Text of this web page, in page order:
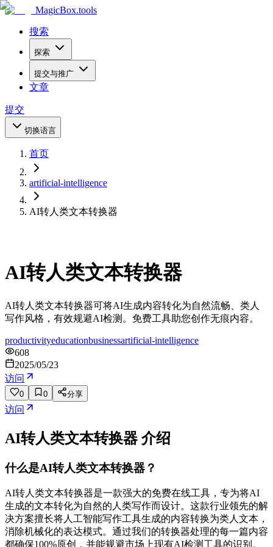
MagicBox.tools
搜索
探索
提交与推广
文章
提交
切换语言
首页
artificial-intelligence
AI转人类文本转换器
AI转人类文本转换器
AI转人类文本转换器可将AI生成内容转化为自然流畅、类人
写作风格，有效规避AI检测。免费工具助您创作无痕内容。
productivityeducationbusinessartificial-intelligence
608
2025/05/23
访问
0 0 分享
访问
AI转人类文本转换器 介绍
什么是AI转人类文本转换器？
AI转人类文本转换器是一款强大的免费在线工具，专为将AI
生成的文本转化为自然的人类写作而设计。这款行业领先的解
决方案擅长将人工智能写作工具生成的内容转换为类人文本，
消除机械化的表达模式。通过我们的转换器处理的每一篇内容
都确保100%原创，并能规避市场上现有AI检测工具的识别。